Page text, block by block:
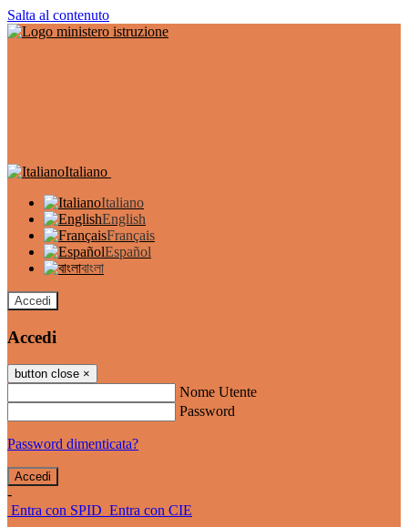
Salta al contenuto
Italiano
Italiano
English
Français
Español
বাংলা
Accedi
Accedi
button close ×
Nome Utente
Password
Password dimenticata?
-
Entra con SPID Entra con CIE